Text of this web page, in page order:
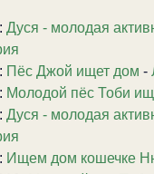
Дуся - молодая
Пёс Джой ищет дом -
Молодой пёс Тоби
Дуся - молодая
Ищем дом кошечке